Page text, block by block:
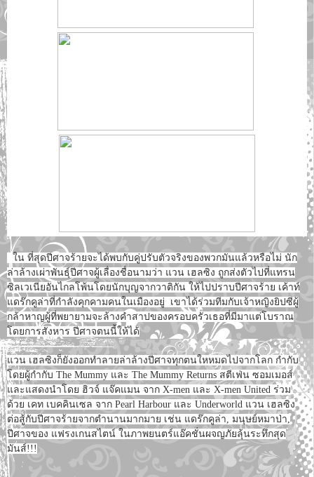
ใน ที่สุดปีศาจร้ายจะได้พบกับคู่ปรับตัวจริงของพวกมันแล้วหรือไม่ นัก
ล่าล้างเผ่าพันธุ์ปีศาจผู้เลื่องชื่อนามว่า แวน เฮลซิง ถูกส่งตัวไปที่แทรน
ซิลเวเนียอันไกลโพ้นโดยนักบุญจากวาติกัน ให้ไปปราบปีศาจร้าย เค้าท์
แดร๊กคูล่าที่กำลังคุกคามคนในเมืองอยู่ เขาได้ร่วมทีมกับเจ้าหญิงยิปซีผู้
กล้าหาญผู้ที่พยายามจะล้างคำสาปของครอบครัวเธอที่มีมาแต่โบราณ
โดยการสังหาร ปีศาจตนนี้ให้ได้
แวน เฮลซิงก็ยังออกทำลายล่าล้างปีศาจทุกตนใหหมดไปจากโลก กำกับ
โดยผู้กำกับ The Mummy และ The Mummy Returns สตีเฟ่น ซอมเมอส์
และแสดงนำโดย ฮิวจ์ แจ๊คแมน จาก X-men และ X-men United ร่วม
ด้วย เคท เบคคินเซล จาก Pearl Harbour และ Underworld แวน เฮลซิง
ต่อสู้กับปีศาจร้ายจากตำนานมากมาย เช่น แดร๊กคูล่า, มนุษย์หมาป่า,
ปีศาจของ แฟรงเกนสไตน์ ในภาพยนตร์แอ๊คชั่นผจญภัยลุ้นระทึกสุด
มันส์!!!